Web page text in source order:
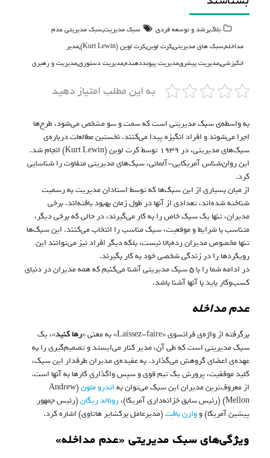
بلاگ,رشد و توسعه فردی سبک مدیریت,سبک مدیریتی عدم
مداخله,سبک های مدیریتی,کرت لوین,کرت لوین (Kurt Lewin) ,مدیر
انگیزشی,مدیریت پیشرو,مدیریت پیونددهنده,مدیریت دستوری,مدیریت و رهبری
به این مطلب امتیاز دهید
به واسطه‌ی سبک‌ مدیریتی است که سمت و سو مشخص می‌شود، طرح‌ها
اجرا می‌شوند و افراد انگیزه پیدا می‌کنند. نخستین مطالعات درباره‌ی
سبک‌های مدیریتی، در ۱۹۳۹ توسط کرت لوین (Kurt Lewin) انجام شد.
این روان‌شناس آمریکایی-آلمانی، سبک‌های مدیریتی متفاوت را شناسایی
کرد.
از میان بسیاری از این سبک‌ها که توسط استادان مدیریت به رسمیت
شناخته شده‌اند، تعدادی از آنها در طول زمان بهبود یافته‌اند. برخی
مدیران، تنها یک سبک خاص را به کار می‌گیرند، در حالی که برخی دیگر،
متناسب با شرایط و موقعیت، سبک مناسب را انتخاب می‌کنند. این سبک‌ها
تنها مخصوص مدیران رده‌بالا نیست، بلکه دیگر افراد نیز می‌توانند این
رویکردها را در زندگی شخصی خود به کار بگیرند.
در ادامه شما را با ۵ سبک مدیریتی آشنا می‌کنیم که همه مدیران در دنیای
کسب‌وکار باید با آنها آشنا باشد.
عدم مداخله
برگرفته از واژه‌ی فرانسوی «Laissez-faire» به معنی « رها کنید»، یک
سبک مدیریتی است که طی آن، مدیر کنار می‌ایستد و تصمیم‌گیری را به
عهده‌ی اعضای گروهش می‌گذارد. به عقیده‌ی مدیران طرفدار این سبک،
کلید موفقیت، پرورش یک تیم قوی و سپس واگذاری کارها به آنها است.
از معروف‌ترین مدیران این سبک می‌توان بهاندرو ملون (Andrew
Mellon) (رئیس سابق خزانه‌داری آمریکا)،
رونالد ریگان(رئیس جمهور
پیشین آمریکا) ووارن بافِت(مدیرعامل برکشایر هاتاوی) اشاره کرد.
ویژگی‌های سبک مدیریتی «عدم مداخله»